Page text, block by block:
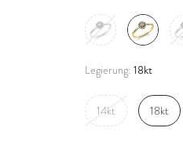
Legierung: 18kt
14kt 18kt